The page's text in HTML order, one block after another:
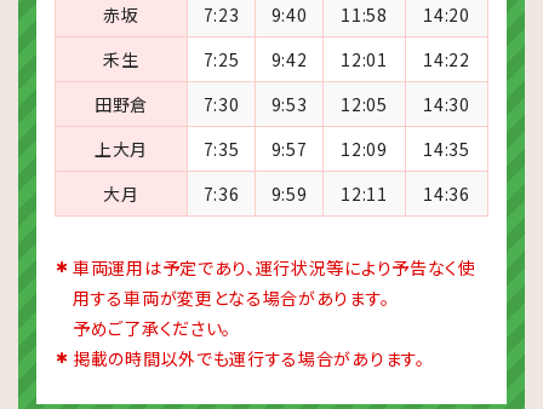
赤坂 7:23 9:40 11:58
14:20
禾生
7:25 9:42 12:01
14:22
田野倉
7:30 9:53 12:05
14:30
上大月
7:35 9:57 12:09
14:35
大月
7:36 9:59 12:11 14:36
車両運用は予定であり、運行状況等により予告なく使
用する車両が変更となる場合があります。
予めご了承ください。
掲載の時間以外でも運行する場合があります。